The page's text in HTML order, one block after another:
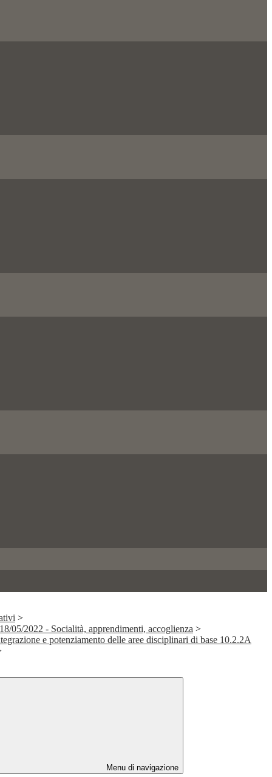
>
05/2022 - Socialità, apprendimenti, accoglienza >
e potenziamento delle aree disciplinari di base 10.2.2A
Menu di navigazione